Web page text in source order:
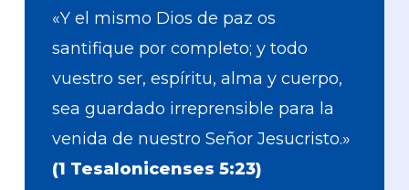
«Y el mismo Dios de paz os
santifique por completo; y todo
vuestro ser, espíritu, alma y cuerpo,
sea guardado irreprensible para la
venida de nuestro Señor Jesucristo.»
(1 Tesalonicenses 5:23)